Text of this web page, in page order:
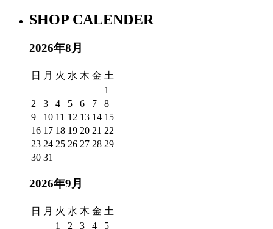
SHOP CALENDER
2026年8月
日 月 火 水 木 金 土
1
2
3 4 5 6 7
8
9
10 11 12 13 14 15
16 17 18 19 20 21 22
23 24 25 26 27 28 29
30 31
2026年9月
日 月 火 水 木 金 土
1
2 3 4
5